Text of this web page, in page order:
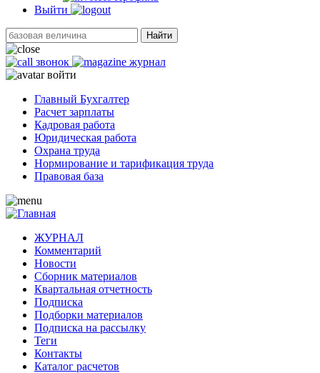
Выйти
Найти
звонок
журнал
войти
Главный Бухгалтер
Расчет зарплаты
Кадровая работа
Юридическая работа
Охрана труда
Нормирование и тарификация труда
Правовая база
ЖУРНАЛ
Комментарий
Новости
Сборник материалов
Квартальная отчетность
Подписка
Подборки материалов
Подписка на рассылку
Теги
Контакты
Каталог расчетов